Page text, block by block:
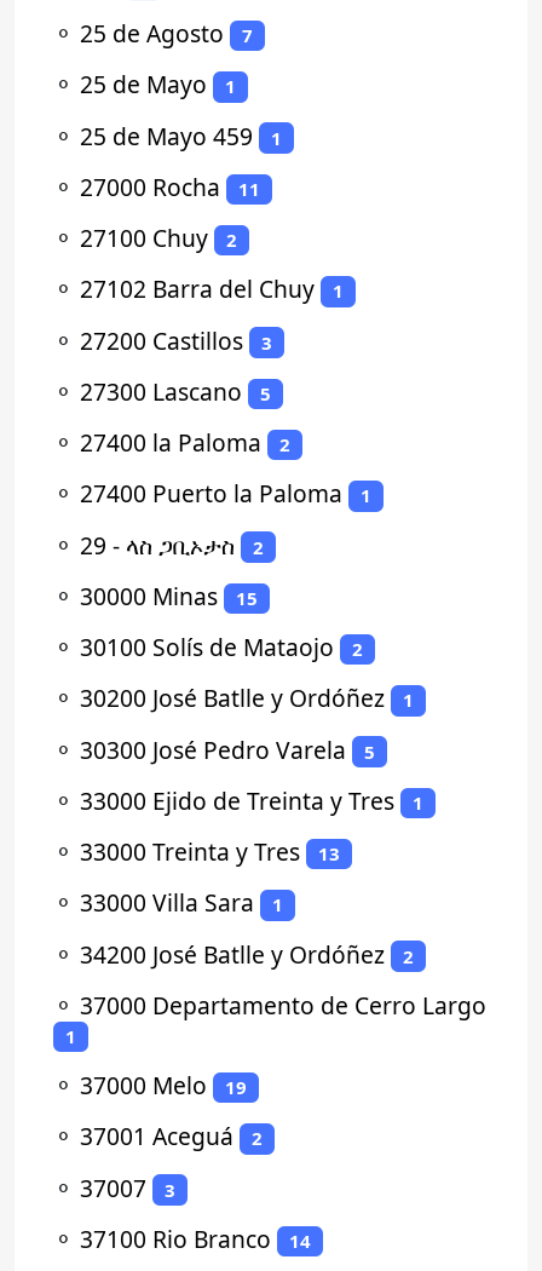
⚬ 25 de Agosto 7
⚬ 25 de Mayo 1
⚬ 25 de Mayo 459 1
⚬ 27000 Rocha 11
⚬ 27100 Chuy 2
⚬ 27102 Barra del Chuy 1
⚬ 27200 Castillos 3
⚬ 27300 Lascano 5
⚬ 27400 la Paloma 2
⚬ 27400 Puerto la Paloma 1
⚬ 29 - ላስ ጋቢኦታስ 2
⚬ 30000 Minas 15
⚬ 30100 Solís de Mataojo 2
⚬ 30200 José Batlle y Ordóñez 1
⚬ 30300 José Pedro Varela 5
⚬ 33000 Ejido de Treinta y Tres 1
⚬ 33000 Treinta y Tres 13
⚬ 33000 Villa Sara 1
⚬ 34200 José Batlle y Ordóñez 2
⚬ 37000 Departamento de Cerro Largo
1
⚬ 37000 Melo 19
⚬ 37001 Aceguá 2
⚬ 37007 3
⚬ 37100 Rio Branco 14